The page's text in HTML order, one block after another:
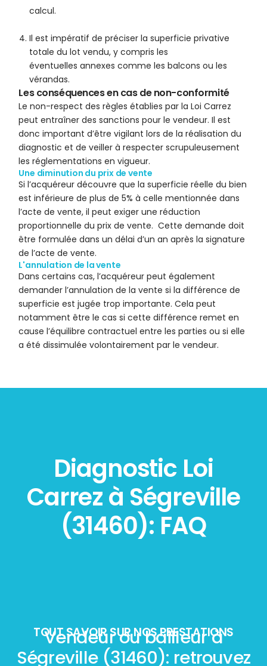
calcul.
Il est impératif de préciser la superficie privative
totale du lot vendu, y compris les
éventuelles annexes comme les balcons ou les
vérandas.
Les conséquences en cas de non-conformité
Le non-respect des règles établies par la Loi Carrez
peut entraîner des sanctions pour le vendeur. Il est
donc important d’être vigilant lors de la réalisation du
diagnostic et de veiller à respecter scrupuleusement
les réglementations en vigueur.
Une diminution du prix de vente
Si l’acquéreur découvre que la superficie réelle du bien
est inférieure de plus de 5% à celle mentionnée dans
l’acte de vente, il peut exiger une réduction
proportionnelle du prix de vente. Cette demande doit
être formulée dans un délai d’un an après la signature
de l’acte de vente.
L'annulation de la vente
Dans certains cas, l’acquéreur peut également
demander l’annulation de la vente si la différence de
superficie est jugée trop importante. Cela peut
notamment être le cas si cette différence remet en
cause l’équilibre contractuel entre les parties ou si elle
a été dissimulée volontairement par le vendeur.
Diagnostic Loi
Carrez à Ségreville
(31460): FAQ
TOUT SAVOIR SUR NOS PRESTATIONS
Vendeur ou bailleur à
Ségreville (31460): retrouvez